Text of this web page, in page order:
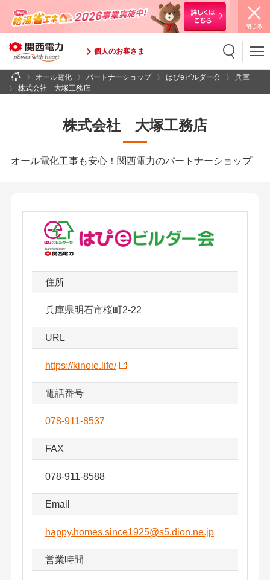
個人のお客さま
検索キーワード入力
オール電化 パートナーショップ はぴeビルダー会
兵庫
株式会社 大塚工務店
株式会社 大塚工務店
オール電化工事も安心！関西電力のパートナーショップ
住所
兵庫県明石市桜町2-22
URL
https://kinoie.life/
電話番号
078-911-8537
FAX
078-911-8588
Email
happy.homes.since1925@s5.dion.ne.jp
営業時間